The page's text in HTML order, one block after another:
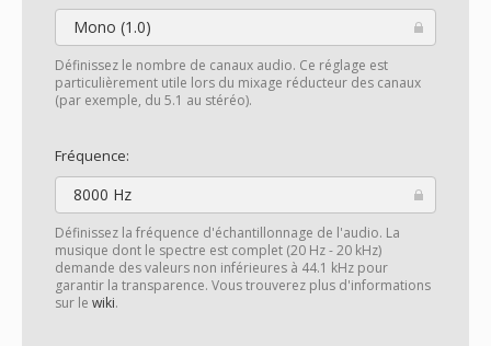
Mono (1.0)
Définissez le nombre de canaux audio. Ce réglage est
particulièrement utile lors du mixage réducteur des canaux
(par exemple, du 5.1 au stéréo).
Fréquence:
8000 Hz
Définissez la fréquence d'échantillonnage de l'audio. La
musique dont le spectre est complet (20 Hz - 20 kHz)
demande des valeurs non inférieures à 44.1 kHz pour
garantir la transparence. Vous trouverez plus d'informations
sur le wiki.